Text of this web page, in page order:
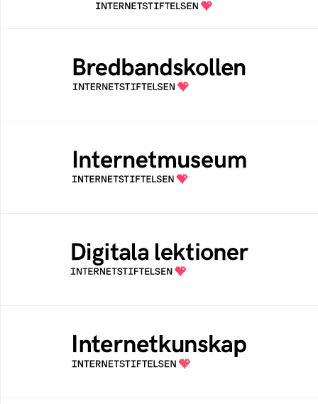
Bredbandskollen är ett oberoende
konsumentverktyg som drivs av
Internetstiftelsen
Ett digitalt museum som byggts, och kureras
av Internetstiftelsen
Öppen digital lärresurs med färdiga lektioner
för alla stadier i grundskolan
Samlad kunskap som hjälper dig att bli en
säker och medveten internetanvändare